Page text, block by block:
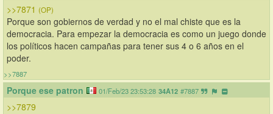
>>7871 (OP)
Porque son gobiernos de verdad y no el mal chiste que es la
democracia. Para empezar la democracia es como un juego donde
los políticos hacen campañas para tener sus 4 o 6 años en el
poder.
>>7887
Porque ese patron 01/Feb/23 23:53:28 34A12 #7887
>>7879